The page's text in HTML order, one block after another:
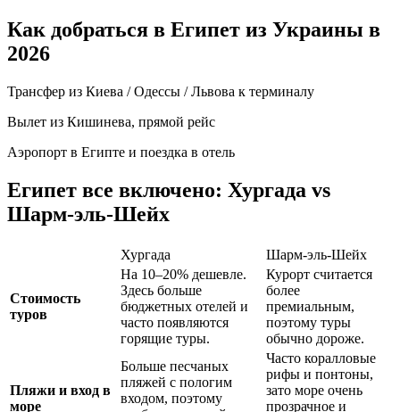
Как добраться в Египет из Украины в
2026
Трансфер из Киева / Одессы / Львова к терминалу
Вылет из Кишинева, прямой рейс
Аэропорт в Египте и поездка в отель
Египет все включено: Хургада vs
Шарм-эль-Шейх
Хургада Шарм-эль-Шейх
Стоимость
туров
На 10–20% дешевле.
Здесь больше
бюджетных отелей и
часто появляются
горящие туры.
Курорт считается
более
премиальным,
поэтому туры
обычно дороже.
Пляжи и вход в
море
Больше песчаных
пляжей с пологим
входом, поэтому
Часто коралловые
рифы и понтоны,
зато море очень
прозрачное и